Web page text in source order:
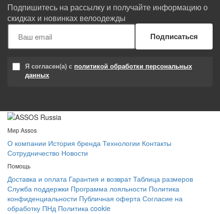
Подпишитесь на рассылку и получайте информацию о
скидках и новинках велоодежды
Подписаться
Я согласен(а) с политикой обработки персональных
данных
Мир Assos
О компании История бренда Технологии Контакты
Сотрудничество Новости
Помощь
Доставка и оплата Гарантия и возврат Таблица размеров
Служба поддержки Программа лояльности Политика
конфиденциальности Публичная оферта Согласие на
обработку ПНд Политика cookie